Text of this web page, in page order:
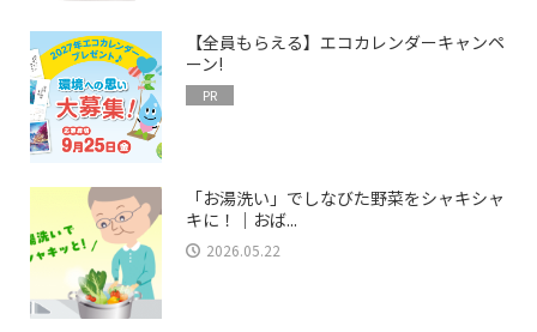
【全員もらえる】エコカレンダーキャンペ
ーン!
PR
「お湯洗い」でしなびた野菜をシャキシャ
キに！｜おば...
2026.05.22